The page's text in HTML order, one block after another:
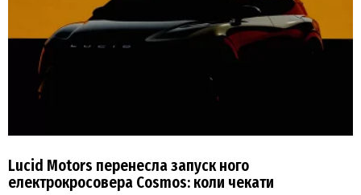
Lucid Motors перенесла запуск ного
електрокросовера Cosmos: коли чекати